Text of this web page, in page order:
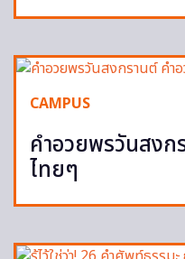
CAMPUS
คำอวยพรวันสง
ไทยๆ